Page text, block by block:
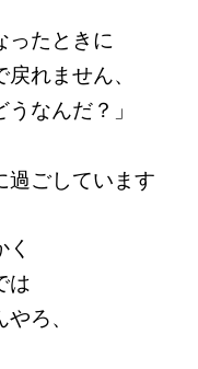
ったときに
れません、
なんだ？」
過ごしています
は
ろ、